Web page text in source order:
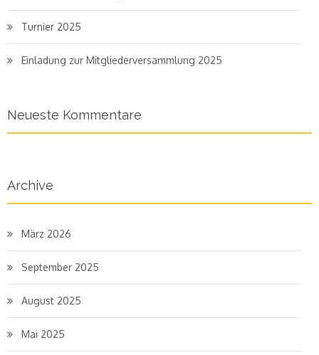
Turnier 2025
Einladung zur Mitgliederversammlung 2025
Neueste Kommentare
Archive
März 2026
September 2025
August 2025
Mai 2025